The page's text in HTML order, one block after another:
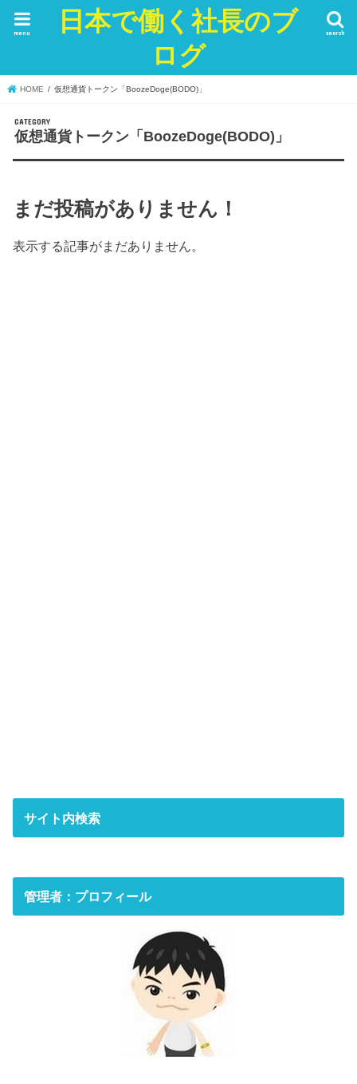
日本で働く社長のブ
ログ
search
menu
HOME 仮想通貨トークン「BoozeDoge(BODO)」
仮想通貨トークン「BoozeDoge(BODO)」
まだ投稿がありません！
表示する記事がまだありません。
サイト内検索
管理者：プロフィール